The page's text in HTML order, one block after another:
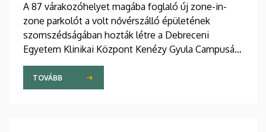
A 87 várakozóhelyet magába foglaló új zone-in-
zone parkolót a volt nővérszálló épületének
szomszédságában hozták létre a Debreceni
Egyetem Klinikai Központ Kenézy Gyula Campusán.
Az új területet várhatóan augusztusban nyitják meg
a járművek előtt.
TOVÁBB